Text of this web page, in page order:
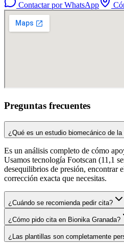
Contactar por WhatsApp
Preguntas frecuentes
¿Qué es un estudio biomecánico de la
Es un análisis completo de cómo
Usamos tecnología Footscan (11,1
desequilibrios de presión, encontrar
corrección exacta que necesitas.
¿Cuándo se recomienda pedir cita?
¿Cómo pido cita en Bionika Granada?
¿Las plantillas son completamente